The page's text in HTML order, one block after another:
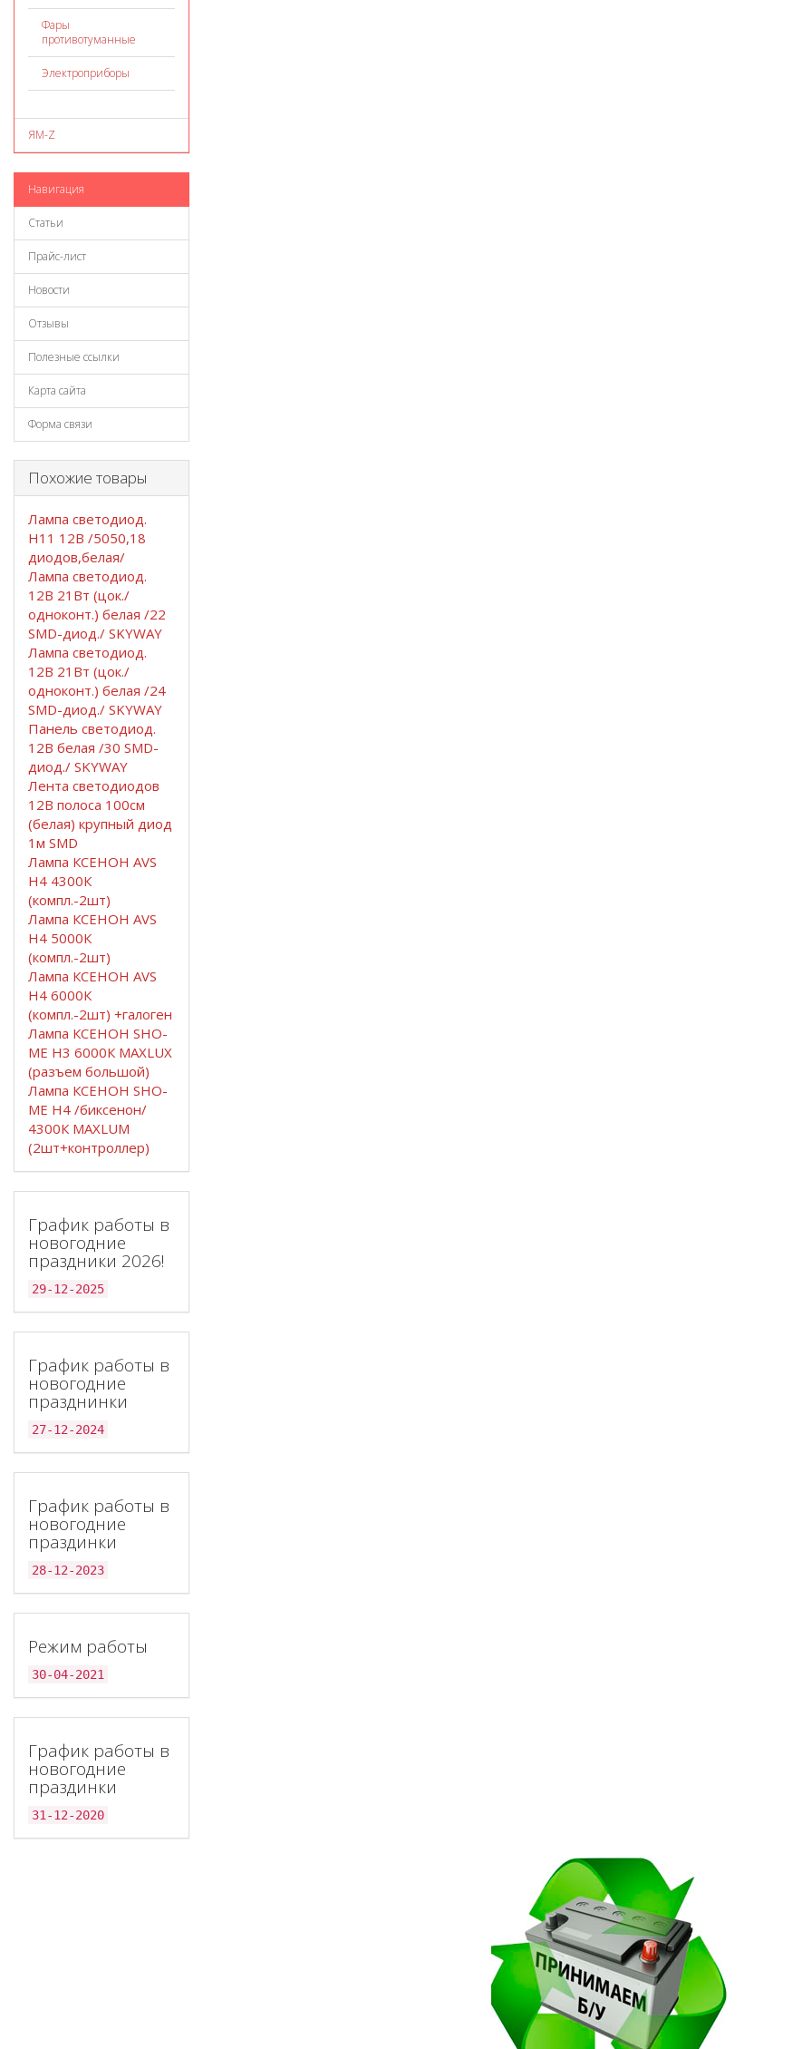
Фары
противотуманные
Электроприборы
ЯМ-Z
Навигация
Статьи
Прайс-лист
Новости
Отзывы
Полезные ссылки
Карта сайта
Форма связи
Похожие товары
Лампа светодиод.
Н11 12В /5050,18
диодов,белая/
Лампа светодиод.
12В 21Вт (цок./
одноконт.) белая /22
SMD-диод./ SKYWAY
Лампа светодиод.
12В 21Вт (цок./
одноконт.) белая /24
SMD-диод./ SKYWAY
Панель светодиод.
12В белая /30 SMD-
диод./ SKYWAY
Лента светодиодов
12В полоса 100см
(белая) крупный диод
1м SMD
Лампа КСЕНОН AVS
H4 4300К
(компл.-2шт)
Лампа КСЕНОН AVS
H4 5000К
(компл.-2шт)
Лампа КСЕНОН AVS
H4 6000К
(компл.-2шт) +галоген
Лампа КСЕНОН SHO-
ME H3 6000К MAXLUX
(разъем большой)
Лампа КСЕНОН SHO-
ME H4 /биксенон/
4300К MAXLUM
(2шт+контроллер)
График работы в
новогодние
праздники 2026!
29-12-2025
График работы в
новогодние
празднинки
27-12-2024
График работы в
новогодние
праздинки
28-12-2023
Режим работы
30-04-2021
График работы в
новогодние
праздинки
31-12-2020